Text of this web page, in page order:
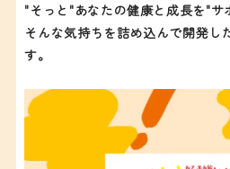
"そっと"あなたの健康と成長を"サ
そんな気持ちを詰め込んで開発
す。